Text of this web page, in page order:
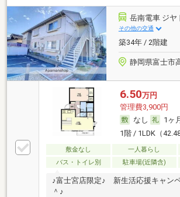
岳南電車 ジヤ
その他の交通
築34年 / 2階建
静岡県富士市
6.50万円
管理費3,900円
なし
1ヶ
1階 / 1LDK（
敷金なし 一人暮らし
バス・トイレ別
駐車場(近隣含)
♪富士宮店限定♪ 新生活応援キャン
＾♪